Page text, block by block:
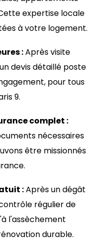
expertise locale
à votre logement.
:Après visite
devis détaillé poste
pour tous
9.
complet :
nécessaires
être missionnés
:Après un dégât
régulier de
l'assèchement
durable.